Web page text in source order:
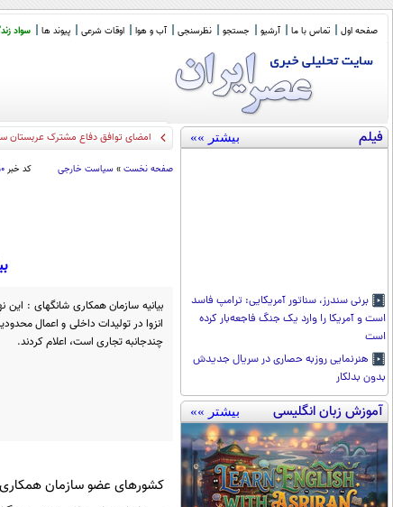
صفحه اول تماس با ما آرشیو جستجو نظرسنجی آب و هوا اوقات شرعی پیوند ها سواد
فیلم بیشتر »»
برنی سندرز، سناتور آمریکایی: ترامپ فاسد
است و آمریکا را وارد یک جنگ فاجعه‌بار کرده
است
هنرنمایی روزبه حصاری در سریال جدیدش
بدون بدلکار
آموزش زبان انگلیسی بیشتر »»
امضای توافق دفاع مشترک عربستان
صفحه نخست » سیاست خارجی کد خبر
بیانیه سازمان همکاری شانگهای : این
انزوا در تولیدات داخلی و اعمال
چندجانبه تجاری است، اعلام کردند.
کشورهای عضو سازمان همکاری